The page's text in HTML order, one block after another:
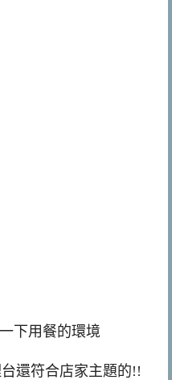
下用餐的環境
還符合店家主題的!!